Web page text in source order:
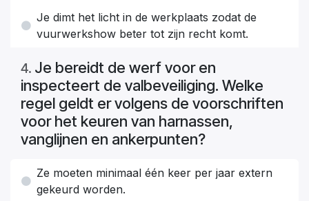
Je dimt het licht in de werkplaats zodat de
vuurwerkshow beter tot zijn recht komt.
4. Je bereidt de werf voor en
inspecteert de valbeveiliging. Welke
regel geldt er volgens de voorschriften
voor het keuren van harnassen,
vanglijnen en ankerpunten?
Ze moeten minimaal één keer per jaar extern
gekeurd worden.